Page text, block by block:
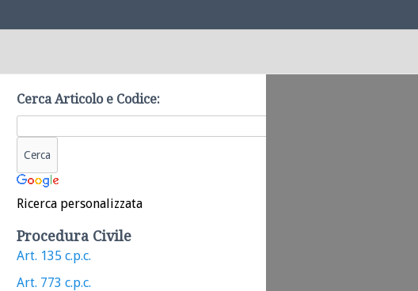
Cerca Articolo e Codice:
Ricerca personalizzata
Procedura Civile
Art. 135 c.p.c.
Art. 773 c.p.c.